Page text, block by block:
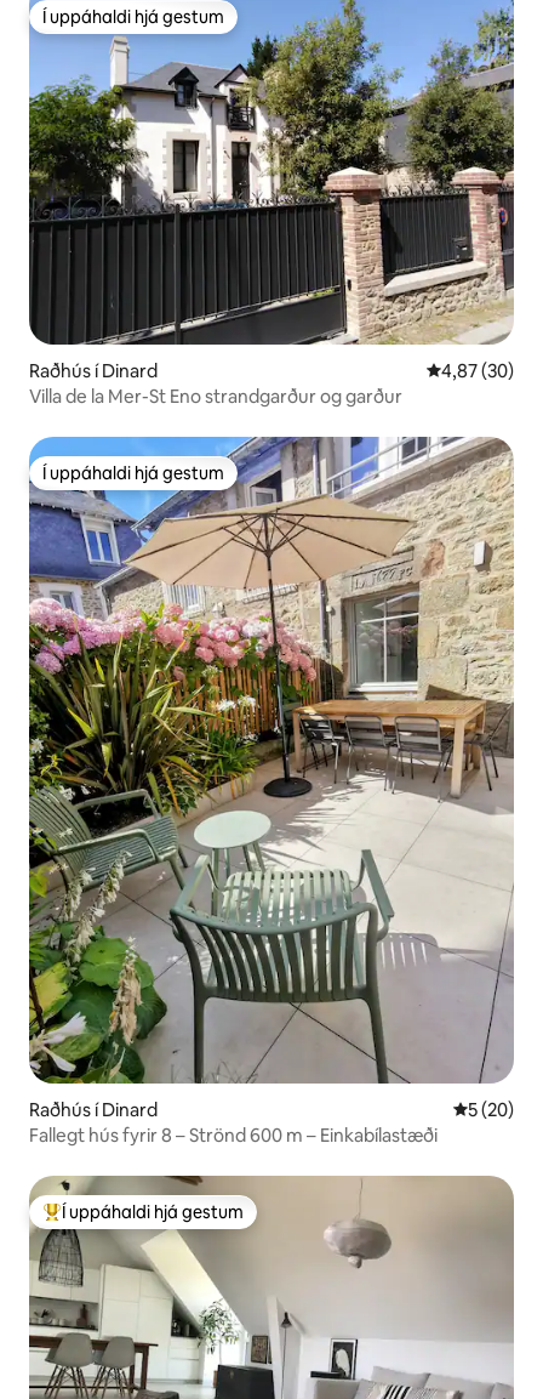
Í uppáhaldi hjá gestum
Í uppáhaldi hjá gestum
Raðhús í Dinard 4,87 af 5 í
4,87 (30)
Villa de la Mer-St Eno strandgarður og garður
Í uppáhaldi hjá gestum
Í uppáhaldi hjá gestum
Raðhús í Dinard 5 af 5 í
5 (20)
Fallegt hús fyrir 8 – Strönd 600 m – Einkabílastæði
Í mestu uppáhaldi hjá gestum
Í uppáhaldi hjá gestum